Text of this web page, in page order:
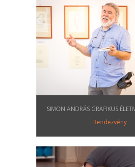
SIMON ANDRÁS GRAFIKUS
Rendezvény